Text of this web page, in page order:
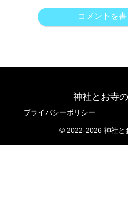
コメントを
神社とお寺
プライバシーポリシー
© 2022-2026 神社と